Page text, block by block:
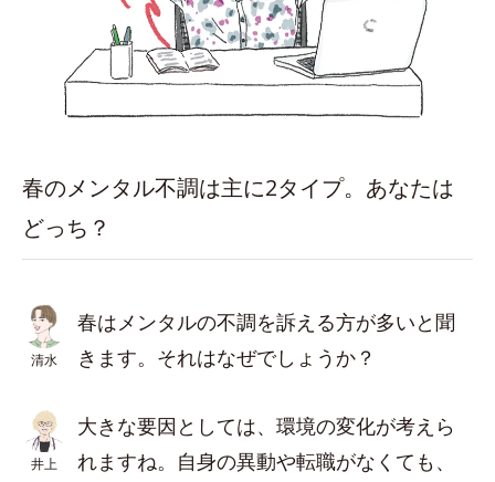
春のメンタル不調は主に2タイプ。あなたは
どっち？
清水
春はメンタルの不調を訴える方が多いと聞
きます。それはなぜでしょうか？
井上
大きな要因としては、環境の変化が考えら
れますね。自身の異動や転職がなくても、